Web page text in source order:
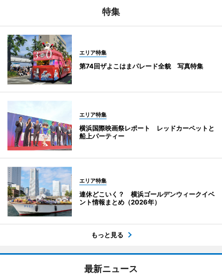
特集
エリア特集
第74回ザよこはまパレード全貌 写真特集
エリア特集
横浜国際映画祭レポート レッドカーペットと
船上パーティー
エリア特集
連休どこいく？ 横浜ゴールデンウィークイベ
ント情報まとめ（2026年）
もっと見る
最新ニュース